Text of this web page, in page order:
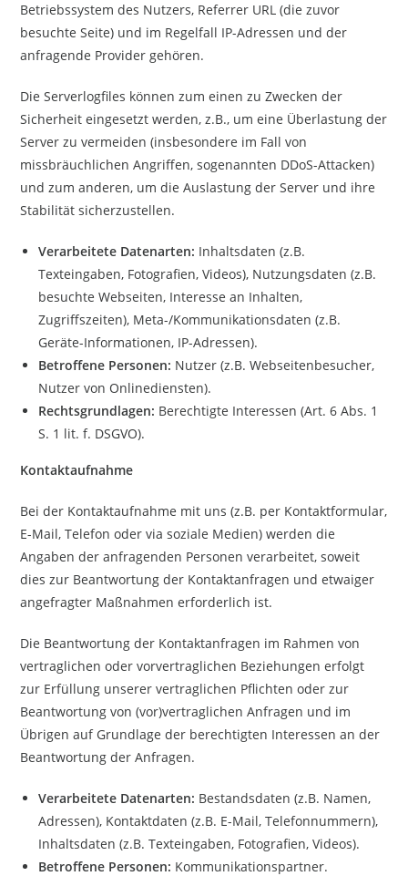
Betriebssystem des Nutzers, Referrer URL (die zuvor
besuchte Seite) und im Regelfall IP-Adressen und der
anfragende Provider gehören.
Die Serverlogfiles können zum einen zu Zwecken der
Sicherheit eingesetzt werden, z.B., um eine Überlastung der
Server zu vermeiden (insbesondere im Fall von
missbräuchlichen Angriffen, sogenannten DDoS-Attacken)
und zum anderen, um die Auslastung der Server und ihre
Stabilität sicherzustellen.
Verarbeitete Datenarten: Inhaltsdaten (z.B.
Texteingaben, Fotografien, Videos), Nutzungsdaten (z.B.
besuchte Webseiten, Interesse an Inhalten,
Zugriffszeiten), Meta-/Kommunikationsdaten (z.B.
Geräte-Informationen, IP-Adressen).
Betroffene Personen: Nutzer (z.B. Webseitenbesucher,
Nutzer von Onlinediensten).
Rechtsgrundlagen: Berechtigte Interessen (Art. 6 Abs. 1
S. 1 lit. f. DSGVO).
Kontaktaufnahme
Bei der Kontaktaufnahme mit uns (z.B. per Kontaktformular,
E-Mail, Telefon oder via soziale Medien) werden die
Angaben der anfragenden Personen verarbeitet, soweit
dies zur Beantwortung der Kontaktanfragen und etwaiger
angefragter Maßnahmen erforderlich ist.
Die Beantwortung der Kontaktanfragen im Rahmen von
vertraglichen oder vorvertraglichen Beziehungen erfolgt
zur Erfüllung unserer vertraglichen Pflichten oder zur
Beantwortung von (vor)vertraglichen Anfragen und im
Übrigen auf Grundlage der berechtigten Interessen an der
Beantwortung der Anfragen.
Verarbeitete Datenarten: Bestandsdaten (z.B. Namen,
Adressen), Kontaktdaten (z.B. E-Mail, Telefonnummern),
Inhaltsdaten (z.B. Texteingaben, Fotografien, Videos).
Betroffene Personen: Kommunikationspartner.